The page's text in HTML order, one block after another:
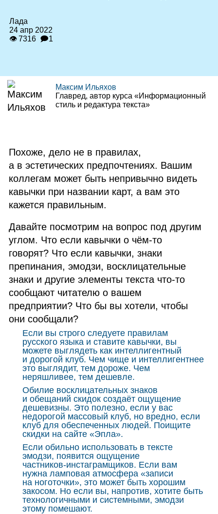
Лада
24 апр 2022
👁 7316 🗩1
Максим Ильяхов
Главред, автор курса «Информационный
стиль и редактура текста»
Похоже, дело не в правилах,
а в эстетических предпочтениях. Вашим
коллегам может быть непривычно видеть
кавычки при названии карт, а вам это
кажется правильным.
Давайте посмотрим на вопрос под другим
углом. Что если кавычки о чём‑то
говорят? Что если кавычки, знаки
препинания, эмодзи, восклицательные
знаки и другие элементы текста что‑то
сообщают читателю о вашем
предприятии? Что бы вы хотели, чтобы
они сообщали?
Если вы строго следуете правилам
русского языка и ставите кавычки, вы
можете выглядеть как интеллигентный
и дорогой клуб. Чем чище и интеллигентнее
это выглядит, тем дороже. Чем
неряшливее, тем дешевле.
Обилие восклицательных знаков
и обещаний скидок создаёт ощущение
дешевизны. Это полезно, если у вас
недорогой массовый клуб, но вредно, если
клуб для обеспеченных людей. Поищите
скидки на сайте «Эпла».
Если обильно использовать в тексте
эмодзи, появится ощущение
частников‑инстаграмщиков. Если вам
нужна ламповая атмосфера «записи
на ноготочки», это может быть хорошим
закосом. Но если вы, напротив, хотите быть
технологичными и системными, эмодзи
этому помешают.